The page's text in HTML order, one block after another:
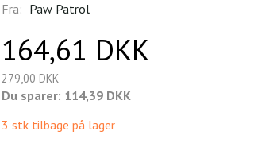
Fra: Paw Patrol
164,61 DKK
279,00 DKK
Du sparer: 114,39 DKK
3 stk tilbage på lager